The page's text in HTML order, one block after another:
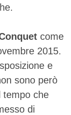
come
2015.
e
sono però
tempo che
di